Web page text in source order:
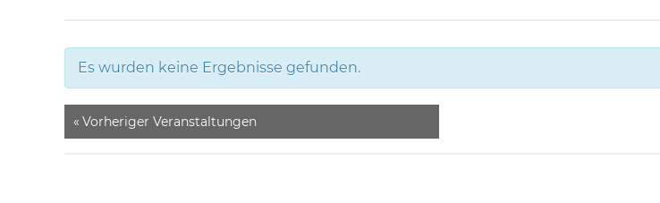
Es wurden keine Ergebnisse gefunden.
« Vorheriger Veranstaltungen